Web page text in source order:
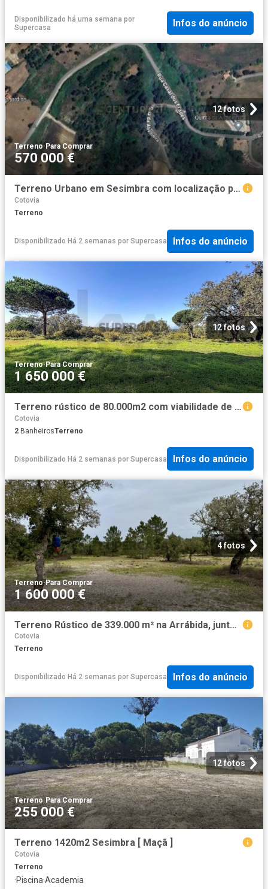
Disponibilizado há uma semana por
Supercasa
Infos do anúncio
12 fotos
Terreno· Para Comprar
570 000 €
Terreno Urbano em Sesimbra com localização privilegiada para construção de moradia com 584m2
Cotovia
Terreno
Disponibilizado Há 2 semanas por Supercasa Infos do anúncio
12 fotos
Terreno·Para Comprar
1 650 000 €
Terreno rústico de 80.000m2 com viabilidade de construção, em Sesimbra
Cotovia
2 BanheirosTerreno
Disponibilizado Há 2 semanas por Supercasa Infos do anúncio
4 fotos
Terreno·Para Comprar
1 600 000 €
Terreno Rústico de 339.000 m² na Arrábida, junto à Quinta do Peru, com Potencial Excecional de Investimento
Cotovia
Terreno
Disponibilizado Há 2 semanas por Supercasa Infos do anúncio
12 fotos
Terreno·Para Comprar
255 000 €
Terreno 1420m2 Sesimbra [ Maçã ]
Cotovia
Terreno
·Piscina·Academia